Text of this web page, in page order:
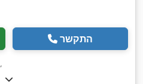
התקשר
,